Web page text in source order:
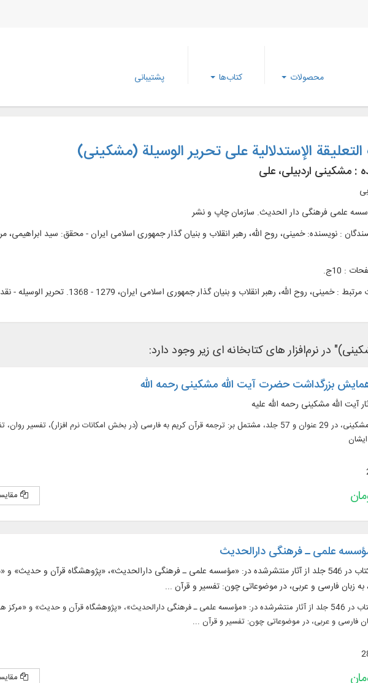
محصولات کتاب‌ها پشتیبانی
الإستدلالیة علی تحریر الوسیلة (مشکینی)
: مشکینی اردبیلی، علی
علمی فرهنگی دار الحديث. سازمان چاپ و نشر
: نویسنده: خمینی‌، روح الله، رهبر انقلاب و بنیان گذار جمهوری اسلامی ایران - محقق: سید
: 10ج.
مرتبط :خمینی، روح الله، رهبر انقلاب و بنیان گذار جمهوری اسلامی ایران، 1279 - 1368. تحریر الوسیله - نقد و تفسیر | فقه جعفری - رساله عملیه
در نرم‌افزار های کتابخانه ای زیر وجود دارد:
بزرگداشت حضرت آیت الله مشکینی رحمه الله
ارائه آثار آیت الله مشکینی، در 29 عنوان و 57 جلد، مشتمل بر: ترجمه قرآن کریم به فارسی (در بخش امکانات نرم‌
علمی ـ فرهنگی دارالحدیث
متن 285 عنوان کتاب در 546 جلد از آثار منتشرشده در: «مؤسسه علمی ـ فرهنگی دارالحدیث»، «پژوهشگاه قرآن
به زبان فارسی و عربی، در موضوعاتی چون: تفسیر و قرآن ...
متن 285 عنوان کتاب در 546 جلد از آثار منتشرشده در: «مؤسسه علمی ـ فرهنگی دارالحدیث»، «پژوهشگاه قرآن و
فارسی و عربی، در موضوعاتی چون: تفسیر و قرآن ...